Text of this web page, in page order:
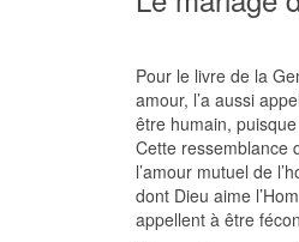
Pour le livre de la
amour, l’a aussi
être humain,
Cette ressemblance
l’amour mutuel de
dont Dieu aime
appellent à être